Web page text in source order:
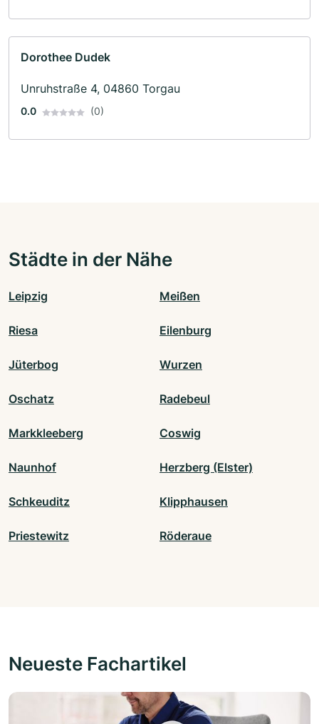
Dorothee Dudek
Unruhstraße 4, 04860 Torgau
0.0 (0)
Städte in der Nähe
Leipzig Meißen
Riesa Eilenburg
Jüterbog Wurzen
Oschatz Radebeul
Markkleeberg Coswig
Naunhof Herzberg (Elster)
Schkeuditz Klipphausen
Priestewitz Röderaue
Neueste Fachartikel